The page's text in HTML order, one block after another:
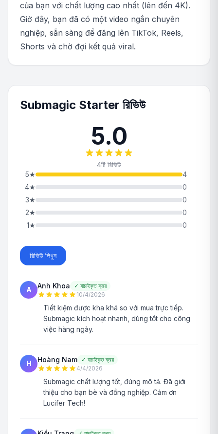
của bạn với chất lượng cao nhất (lên đến 4K).
Giờ đây, bạn đã có một video ngắn chuyên
nghiệp, sẵn sàng để đăng lên TikTok, Reels,
Shorts và chờ đợi kết quả viral.
Submagic Starter রিভিউ
5.0
4টি রিভিউ
5★
4
4★
0
3★
0
2★
0
1★ 0
রিভিউ লিখুন
A Anh Khoa ✓ যাচাইকৃত ক্রয়
10/4/2026
Tiết kiệm được kha khá so với mua trực tiếp.
Submagic kích hoạt nhanh, dùng tốt cho công
việc hàng ngày.
H Hoàng Nam ✓ যাচাইকৃত ক্রয়
4/4/2026
Submagic chất lượng tốt, đúng mô tả. Đã giới
thiệu cho bạn bè và đồng nghiệp. Cảm ơn
Lucifer Tech!